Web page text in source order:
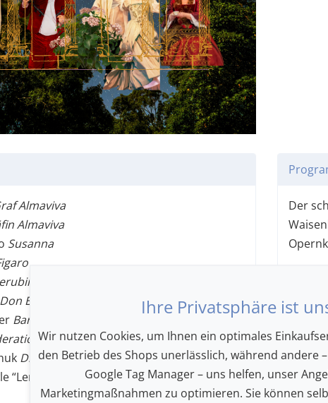
Almaviva
Almaviva
Susanna
Don Basilio
Barbarina
Mozart
Dirigent
“Lemberg’s Virtuosen”
Der
Das
gehen
Ihre Privatsphäre ist
Wir nutzen Cookies, um Ihnen ein optimales
den Betrieb des Shops unerlässlich, während andere
Google Tag Manager – uns helfen, unser
Marketingmaßnahmen zu optimieren. Sie können